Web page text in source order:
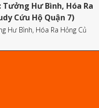
Hư Bình, Hóa Ra
Cứu Hộ Quận 7)
Hư Bình, Hóa Ra Hỏng Củ